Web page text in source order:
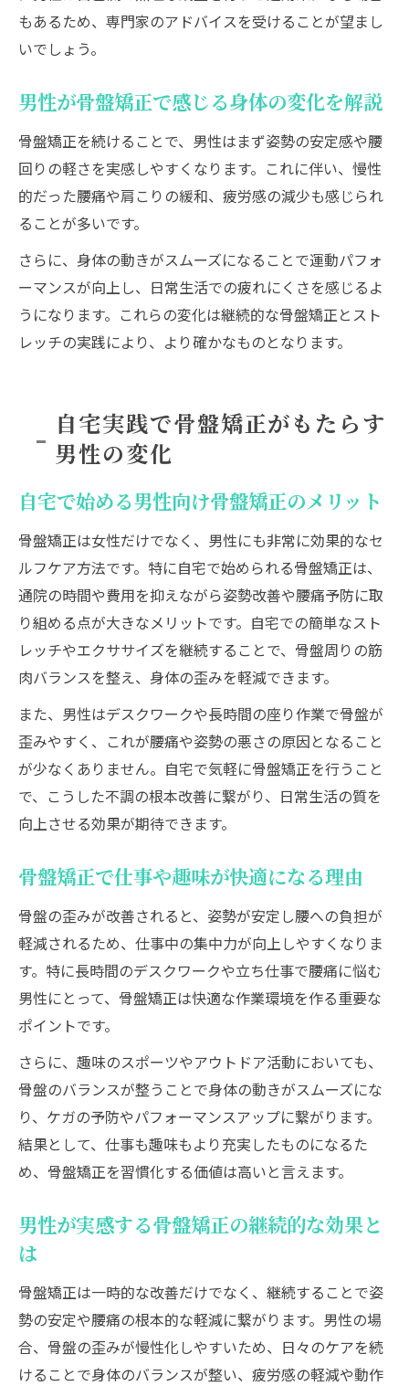
もあるため、専門家のアドバイスを受けることが望まし
いでしょう。
男性が骨盤矯正で感じる身体の変化を解説
骨盤矯正を続けることで、男性はまず姿勢の安定感や腰
回りの軽さを実感しやすくなります。これに伴い、慢性
的だった腰痛や肩こりの緩和、疲労感の減少も感じられ
ることが多いです。
さらに、身体の動きがスムーズになることで運動パフォ
ーマンスが向上し、日常生活での疲れにくさを感じるよ
うになります。これらの変化は継続的な骨盤矯正とスト
レッチの実践により、より確かなものとなります。
自宅実践で骨盤矯正がもたらす
男性の変化
自宅で始める男性向け骨盤矯正のメリット
骨盤矯正は女性だけでなく、男性にも非常に効果的なセ
ルフケア方法です。特に自宅で始められる骨盤矯正は、
通院の時間や費用を抑えながら姿勢改善や腰痛予防に取
り組める点が大きなメリットです。自宅での簡単なスト
レッチやエクササイズを継続することで、骨盤周りの筋
肉バランスを整え、身体の歪みを軽減できます。
また、男性はデスクワークや長時間の座り作業で骨盤が
歪みやすく、これが腰痛や姿勢の悪さの原因となること
が少なくありません。自宅で気軽に骨盤矯正を行うこと
で、こうした不調の根本改善に繋がり、日常生活の質を
向上させる効果が期待できます。
骨盤矯正で仕事や趣味が快適になる理由
骨盤の歪みが改善されると、姿勢が安定し腰への負担が
軽減されるため、仕事中の集中力が向上しやすくなりま
す。特に長時間のデスクワークや立ち仕事で腰痛に悩む
男性にとって、骨盤矯正は快適な作業環境を作る重要な
ポイントです。
さらに、趣味のスポーツやアウトドア活動においても、
骨盤のバランスが整うことで身体の動きがスムーズにな
り、ケガの予防やパフォーマンスアップに繋がります。
結果として、仕事も趣味もより充実したものになるた
め、骨盤矯正を習慣化する価値は高いと言えます。
男性が実感する骨盤矯正の継続的な効果と
は
骨盤矯正は一時的な改善だけでなく、継続することで姿
勢の安定や腰痛の根本的な軽減に繋がります。男性の場
合、骨盤の歪みが慢性化しやすいため、日々のケアを続
けることで身体のバランスが整い、疲労感の軽減や動作